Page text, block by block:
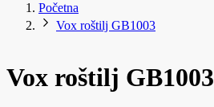
Početna
Vox roštilj GB1003
Vox roštilj GB1003